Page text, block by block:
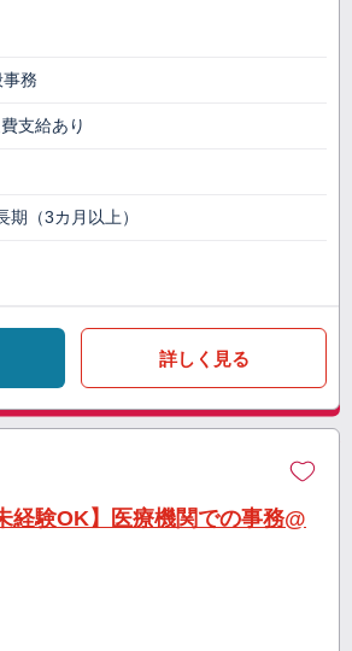
務
支給あり
（3カ月以上）
詳しく見る
経験OK】医療機関での事務@